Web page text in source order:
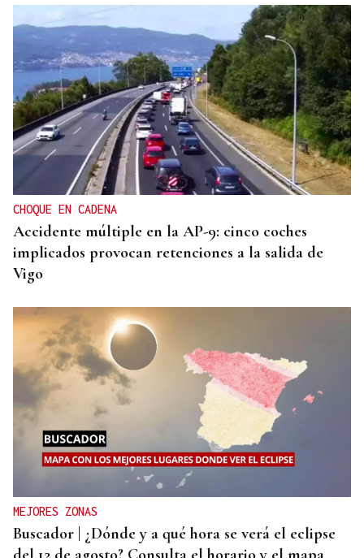
PLAN RETORNAS
Asturias concede un nuevo paquete de ayudas al
retorno con importes de hasta 6.000 euros por
persona
CHOQUE EN CADENA
Accidente múltiple en la AP-9: cinco coches
implicados provocan retenciones a la salida de
Vigo
MEJORES ZONAS
Buscador | ¿Dónde y a qué hora se verá el eclipse